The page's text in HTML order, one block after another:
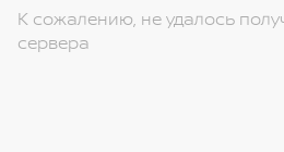
К сожалению, не удалось
сервера